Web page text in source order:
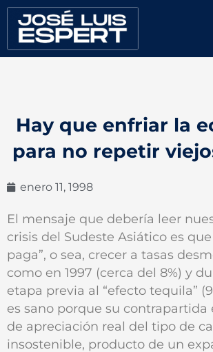
contenido
Hay que enfriar la
para no repetir
enero 11, 1998
El mensaje que debería leer
crisis del Sudeste Asiático es
paga”, o sea, crecer a tasas
como en 1997 (cerca del 8%) y
etapa previa al “efecto tequila”
es sano porque su contrapartida
de apreciación real del tipo de
insostenible, producto de un